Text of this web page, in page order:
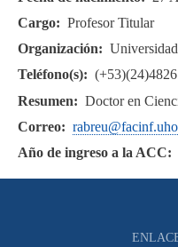
Cargo
Profesor Titular
Organización
Teléfono(s)
Resumen
Doctor en
Correo
Año de ingreso a la ACC